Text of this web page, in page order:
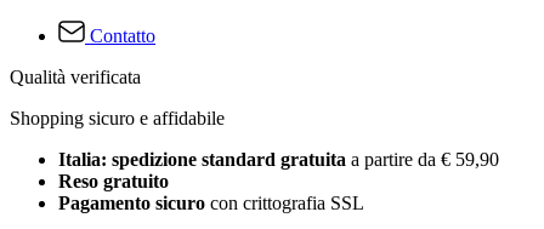
Contatto
Qualità verificata
Shopping sicuro e affidabile
Italia: spedizione standard gratuita a partire da € 59,90
Reso gratuito
Pagamento sicuro con crittografia SSL